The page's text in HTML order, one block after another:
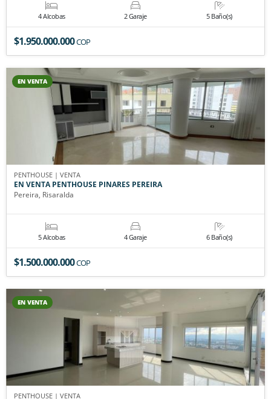
4 Alcobas 2 Garaje 5 Baño(s)
$1.950.000.000COP
EN VENTA
PENTHOUSE | VENTA
EN VENTA PENTHOUSE PINARES PEREIRA
Pereira, Risaralda
5 Alcobas 4 Garaje 6 Baño(s)
$1.500.000.000COP
EN VENTA
PENTHOUSE | VENTA